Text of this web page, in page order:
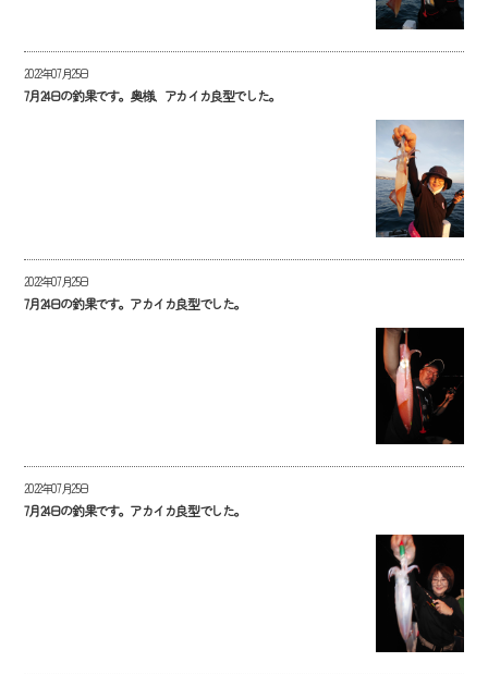
2022年07月25日
7月24日の釣果です。奥様、アカイカ良型でした。
2022年07月25日
7月24日の釣果です。アカイカ良型でした。
2022年07月25日
7月24日の釣果です。アカイカ良型でした。